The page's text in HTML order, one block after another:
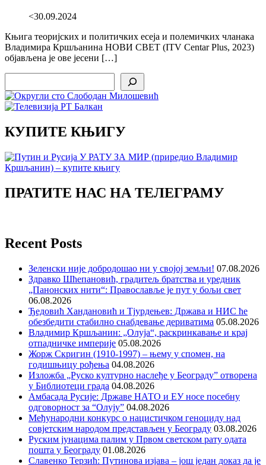
<30.09.2024
Књига теоријских и политичких есеја и полемичких чланака
Владимира Кршљанина НОВИ СВЕТ (ITV Centar Plus, 2023)
објављена је ове јесени […]
КУПИТЕ КЊИГУ
ПРАТИТЕ НАС НА ТЕЛЕГРАМУ
Recent Posts
Зеленски није добродошао ни у својој земљи! 07.08.2026
Здравко Шћепановић, градитељ братства и уредник
„Панонских нити“: Православље је пут у бољи свет
06.08.2026
Ђедовић Хандановић и Тјурдењев: Држава и НИС ће
обезбедити стабилно снабдевање дериватима 05.08.2026
Владимир Кршљанин: „Олуја“, раскринкавање и крај
отпадничке империје 05.08.2026
Жорж Скригин (1910-1997) – њему у спомен, на
годишњицу рођења 04.08.2026
Изложба „Руско културно наслеђе у Београду” отворена
у Библиотеци града 04.08.2026
Амбасада Русије: Државе НАТО и ЕУ носе посебну
одговорност за “Олују” 04.08.2026
Међународни конкурс о нацистичком геноциду над
совјетским народом представљен у Београду 03.08.2026
Руским јунацима палим у Првом светском рату одата
пошта у Београду 01.08.2026
Славенко Терзић: Путинова изјава – још један доказ да је